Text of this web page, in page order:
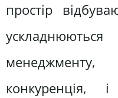
простір
конкуренція,